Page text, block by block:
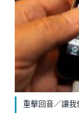
重擊回音／讓我